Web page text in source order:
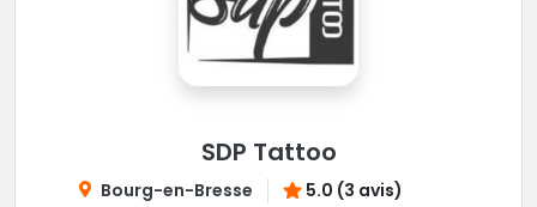
SDP Tattoo
Bourg-en-Bresse 5.0 (3 avis)